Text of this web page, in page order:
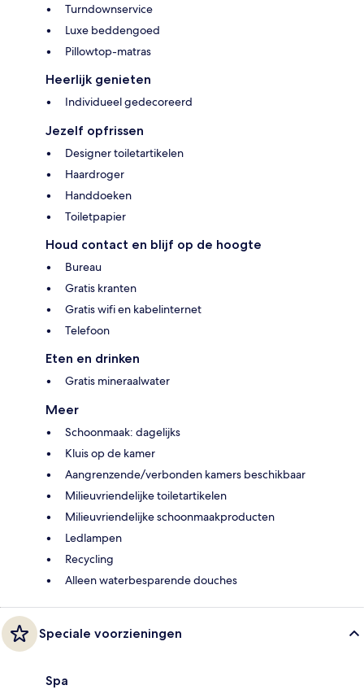
Turndownservice
Luxe beddengoed
Pillowtop-matras
Heerlijk genieten
Individueel gedecoreerd
Jezelf opfrissen
Designer toiletartikelen
Haardroger
Handdoeken
Toiletpapier
Houd contact en blijf op de hoogte
Bureau
Gratis kranten
Gratis wifi en kabelinternet
Telefoon
Eten en drinken
Gratis mineraalwater
Meer
Schoonmaak: dagelijks
Kluis op de kamer
Aangrenzende/verbonden kamers beschikbaar
Milieuvriendelijke toiletartikelen
Milieuvriendelijke schoonmaakproducten
Ledlampen
Recycling
Alleen waterbesparende douches
Speciale voorzieningen
Spa